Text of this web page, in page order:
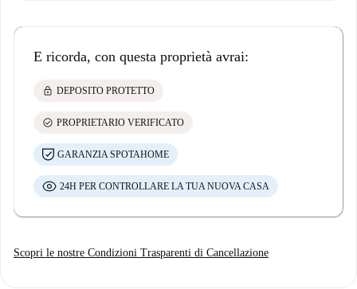
E ricorda, con questa proprietà avrai:
lock DEPOSITO PROTETTO
check_circle PROPRIETARIO VERIFICATO
GARANZIA SPOTAHOME
24H PER CONTROLLARE LA TUA NUOVA CASA
Scopri le nostre Condizioni Trasparenti di Cancellazione